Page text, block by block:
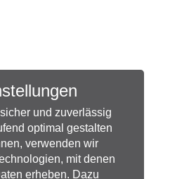
und zuverlässig
optimal gestalten
verwenden wir
mit denen
erheben. Dazu